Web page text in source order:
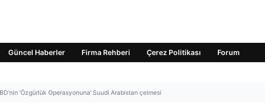
Güncel Haberler Firma Rehberi Çerez Politikası Forum
‘Özgürlük Operasyonuna’ Suudi Arabistan çelmesi